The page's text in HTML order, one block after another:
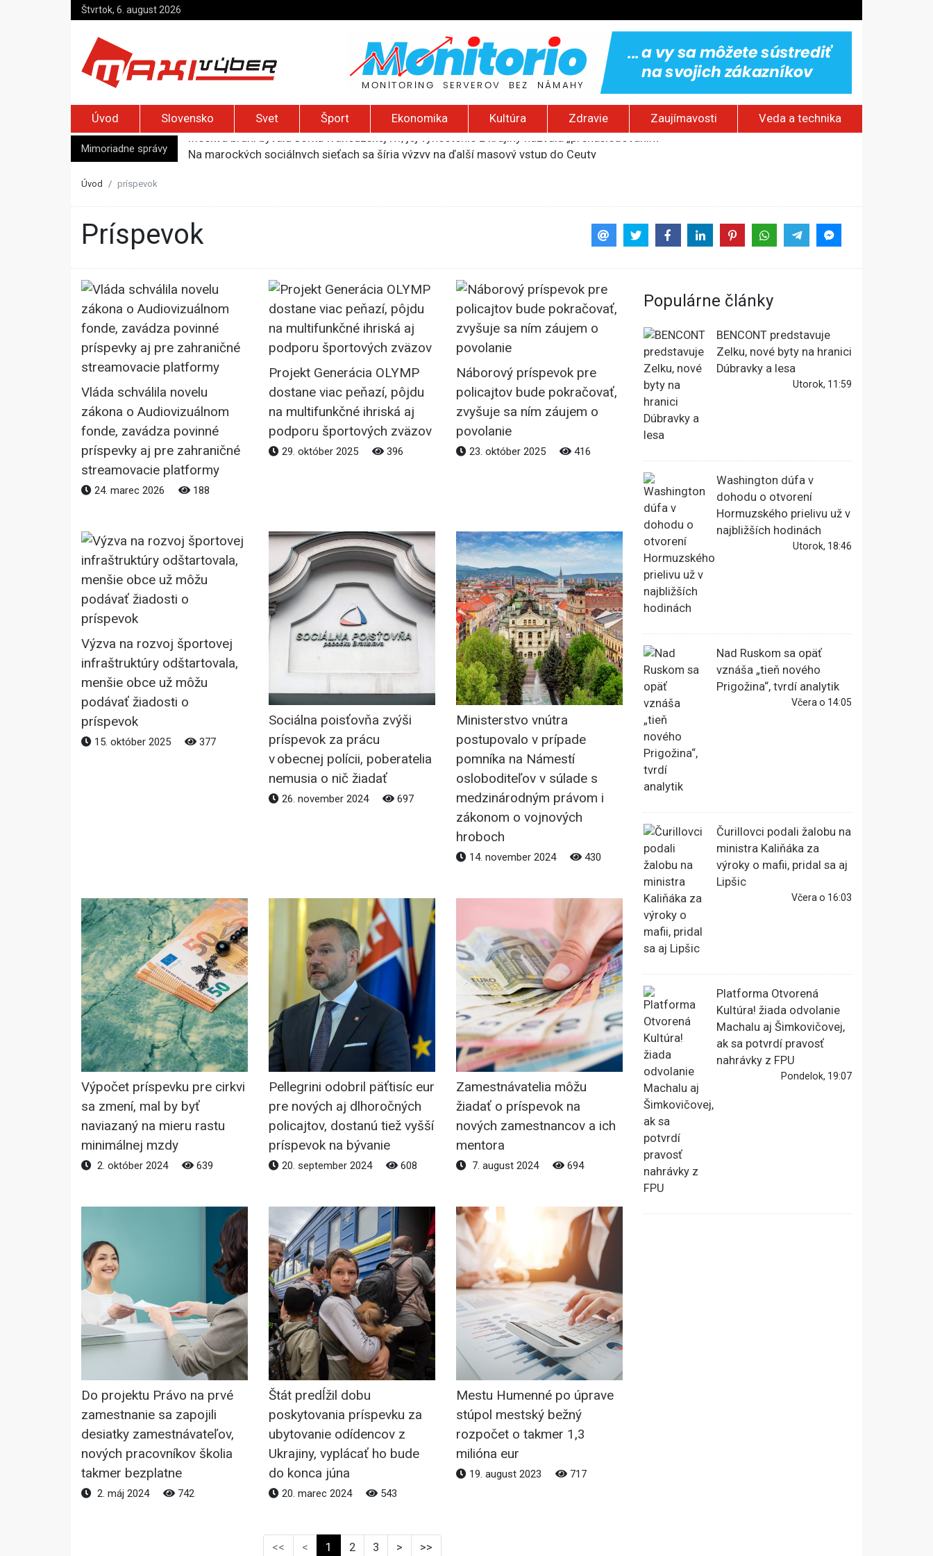
Štvrtok, 6. august 2026
Úvod Slovensko Svet Šport Ekonomika Kultúra Zdravie Zaujímavosti Veda a technika
Mimoriadne správy
Na marockých sociálnych sieťach sa šíria výzvy na ďalší masový vstup do Ceuty
Úvod príspevok
príspevok
Vláda schválila novelu
zákona o Audiovizuálnom
fonde, zavádza povinné
príspevky aj pre zahraničné
streamovacie platformy
24. marec 2026 188
Projekt Generácia OLYMP
dostane viac peňazí, pôjdu
na multifunkčné ihriská aj
podporu športových zväzov
29. október 2025 396
Náborový príspevok pre
policajtov bude pokračovať,
zvyšuje sa ním záujem o
povolanie
23. október 2025 416
Výzva na rozvoj športovej
infraštruktúry odštartovala,
menšie obce už môžu
podávať žiadosti o
príspevok
15. október 2025 377
Sociálna poisťovňa zvýši
príspevok za prácu
v obecnej polícii, poberatelia
nemusia o nič žiadať
26. november 2024 697
Ministerstvo vnútra
postupovalo v prípade
pomníka na Námestí
osloboditeľov v súlade s
medzinárodným právom i
zákonom o vojnových
hroboch
14. november 2024 430
Výpočet príspevku pre cirkvi
sa zmení, mal by byť
naviazaný na mieru rastu
minimálnej mzdy
2. október 2024 639
Pellegrini odobril päťtisíc eur
pre nových aj dlhoročných
policajtov, dostanú tiež vyšší
príspevok na bývanie
20. september 2024 608
Zamestnávatelia môžu
žiadať o príspevok na
nových zamestnancov a ich
mentora
7. august 2024 694
Do projektu Právo na prvé
zamestnanie sa zapojili
desiatky zamestnávateľov,
nových pracovníkov školia
takmer bezplatne
2. máj 2024 742
Štát predĺžil dobu
poskytovania príspevku za
ubytovanie odídencov z
Ukrajiny, vyplácať ho bude
do konca júna
20. marec 2024 543
Mestu Humenné po úprave
stúpol mestský bežný
rozpočet o takmer 1,3
milióna eur
19. august 2023 717
<< < 1 2 3 > >>
Populárne články
BENCONT predstavuje
Zelku, nové byty na hranici
Dúbravky a lesa
Utorok, 11:59
Washington dúfa v
dohodu o otvorení
Hormuzského prielivu už v
najbližších hodinách
Utorok, 18:46
Nad Ruskom sa opäť
vznáša „tieň nového
Prigožina“, tvrdí analytik
Včera o 14:05
Čurillovci podali žalobu na
ministra Kaliňáka za
výroky o mafii, pridal sa aj
Lipšic
Včera o 16:03
Platforma Otvorená
Kultúra! žiada odvolanie
Machalu aj Šimkovičovej,
ak sa potvrdí pravosť
nahrávky z FPU
Pondelok, 19:07